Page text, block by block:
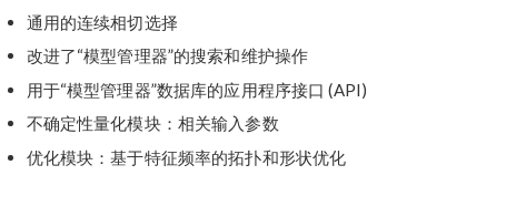
通用的连续相切选择
改进了“模型管理器”的搜索和维护操作
用于“模型管理器”数据库的应用程序接口 (API)
不确定性量化模块：相关输入参数
优化模块：基于特征频率的拓扑和形状优化